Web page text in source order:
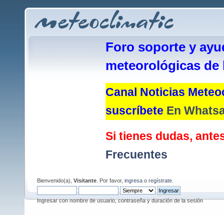
Foro soporte y
meteorológicas de
Canal Noticias
suscríbete En
Si tienes dudas,
Frecuentes
Bienvenido(a), Visitante . Por favor, ingresa o regístrate
Ingresar con nombre de usuario, contraseña y duración de la sesión